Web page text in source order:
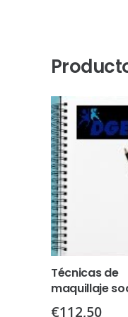
Técnicas de
maquillaje
€112,50